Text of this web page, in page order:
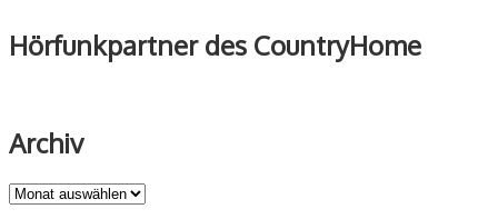
Hörfunkpartner des CountryHome
Archiv
Archiv